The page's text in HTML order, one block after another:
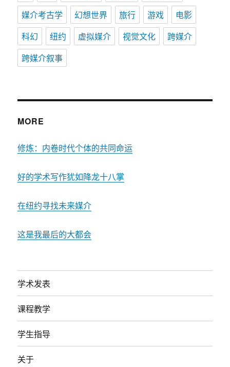
媒介考古学
幻想世界 旅行 游戏
电影
科幻
纽约 虚拟媒介 视觉文化
跨媒介
跨媒介叙事
MORE
修炼：内卷时代个体的共同命运
好的学术写作犹如降龙十八掌
在纽约寻找未来媒介
这是我最后的大都会
学术发表
课程教学
学生指导
关于